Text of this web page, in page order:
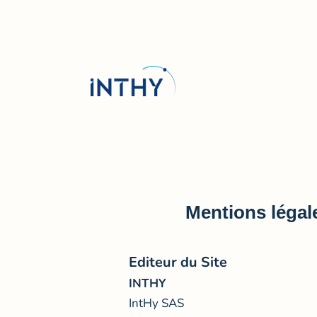
Inthy
Mentions
Editeur du Site
INTHY
IntHy SAS